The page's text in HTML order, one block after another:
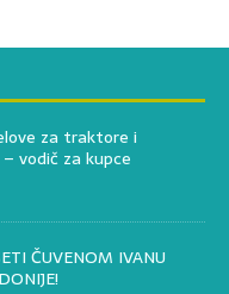
za traktore i
vodič za kupce
ČUVENOM IVANU